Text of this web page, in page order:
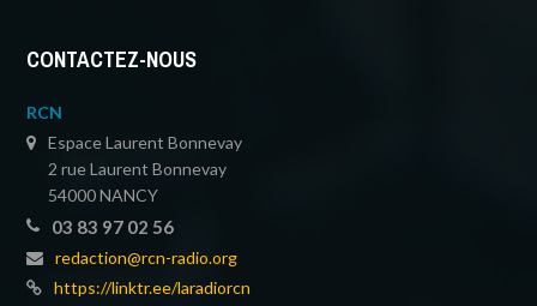
CONTACTEZ-NOUS
RCN
Espace Laurent Bonnevay
2 rue Laurent Bonnevay
54000 NANCY
03 83 97 02 56
redaction@rcn-radio.org
https://linktr.ee/laradiorcn